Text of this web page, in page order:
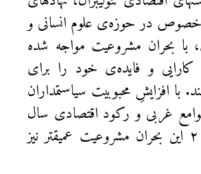
در حوزه‌ی علوم انسانی و
با بحران مشروعیت مواجه شده
و فایده‌ی خود را برای
با افزایشِ محبوبیت سیاستمداران
غربی و رکود اقتصادی سال
۲۰۰۸ و ۲۰۲۰ این بحران مشروعیت عمیقتر نیز